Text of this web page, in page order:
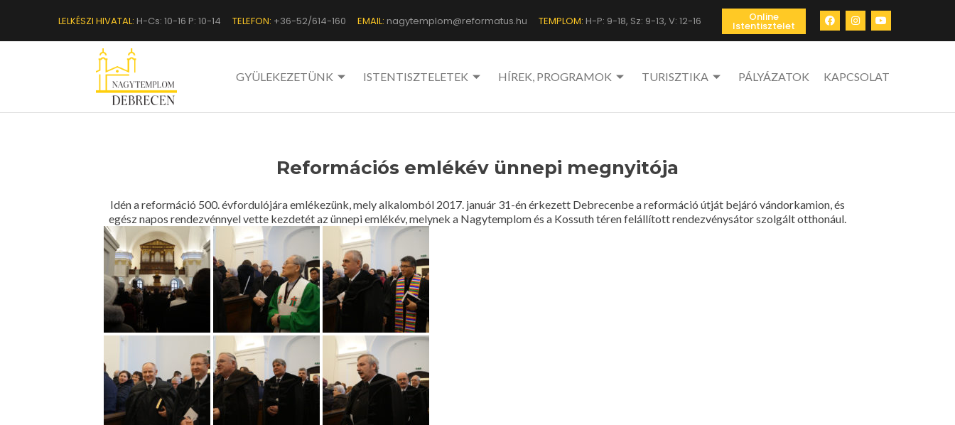
LELKÉSZI HIVATAL: H-Cs: 10-16 P: 10-14 TELEFON: +36-52/614-160 EMAIL: nagytemplom@reformatus.hu TEMPLOM: H-P: 9-18, Sz: 9-13, V: 12-16 Online
Istentisztelet
GYÜLEKEZETÜNK ISTENTISZTELETEK HÍREK, PROGRAMOK TURISZTIKA PÁLYÁZATOK KAPCSOLAT
Reformációs emlékév ünnepi megnyitója
Idén a reformáció 500. évfordulójára emlékezünk, mely alkalomból 2017. január 31-én érkezett Debrecenbe a reformáció útját bejáró vándorkamion, és
egész napos rendezvénnyel vette kezdetét az ünnepi emlékév, melynek a Nagytemplom és a Kossuth téren felállított rendezvénysátor szolgált otthonául.